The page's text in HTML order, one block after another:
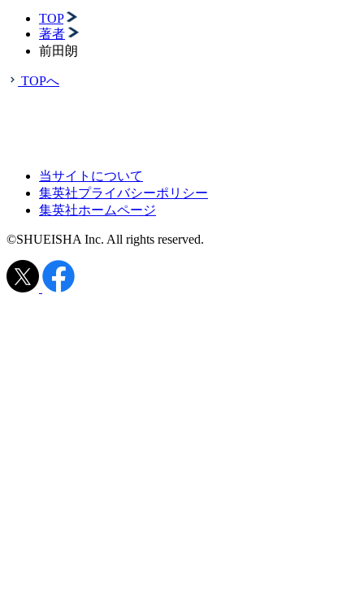
TOP
著者
前田朗
TOPへ
当サイトについて
集英社プライバシーポリシー
集英社ホームページ
©SHUEISHA Inc. All rights reserved.